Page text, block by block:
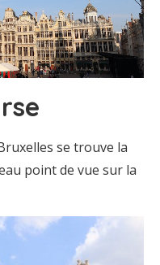
se trouve la
point de vue sur la